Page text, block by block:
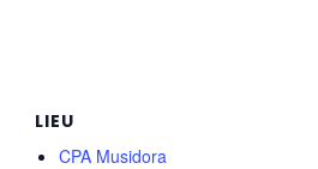
LIEU
CPA Musidora